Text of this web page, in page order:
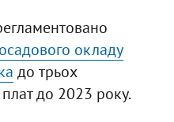
окладу
до трьох
до 2023 року.